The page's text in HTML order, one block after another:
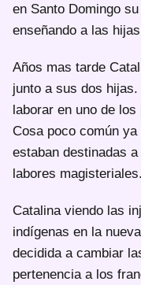
en Santo Domingo
enseñando a las
Años mas tarde
junto a sus dos
laborar en uno de
Cosa poco común
estaban destinadas
labores magisteriales.
Catalina viendo las
indígenas en la
decidida a cambiar
pertenencia a los